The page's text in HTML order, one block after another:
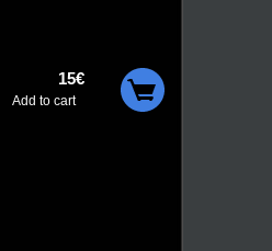
15€
Add to cart